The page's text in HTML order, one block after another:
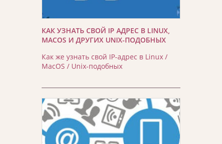
КАК УЗНАТЬ СВОЙ IP АДРЕС В LINUX,
MACOS И ДРУГИХ UNIX-ПОДОБНЫХ
Как же узнать свой IP-адрес в Linux /
MacOS / Unix-подобных